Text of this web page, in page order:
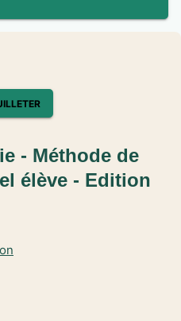
- Méthode de
élève - Edition